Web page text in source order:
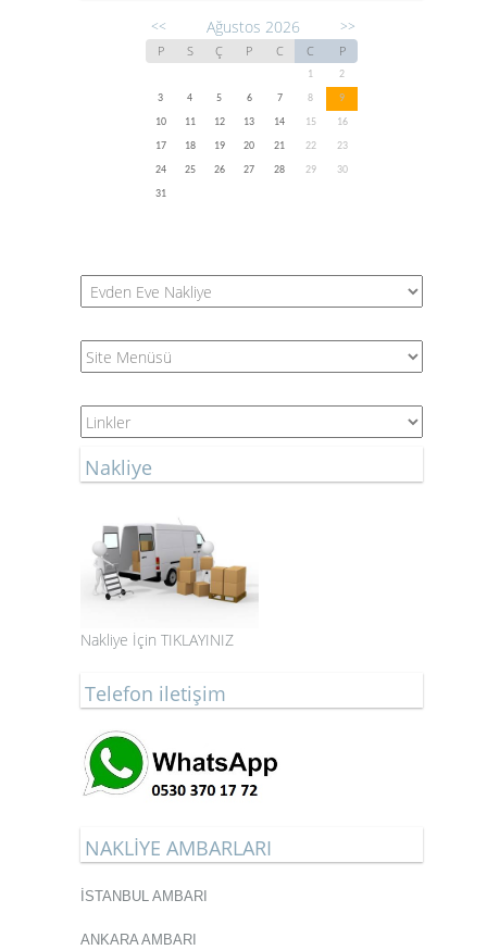
<< Ağustos 2026 >>
P S Ç P C C P
1
2
3
4 5 6 7 8
9
10
11 12 13 14 15
16
17
18 19 20 21 22
23
24
25 26 27 28 29
30
31
Nakliye
Nakliye İçin TIKLAYINIZ
Telefon iletişim
NAKLİYE AMBARLARI
İSTANBUL AMBARI
ANKARA AMBARI